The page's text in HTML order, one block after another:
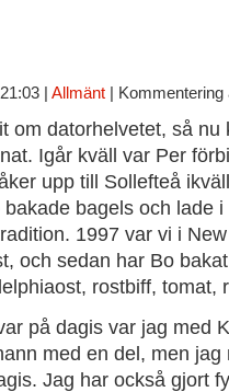
| Allmänt| Kommentering
om datorhelvetet, så nu
Igår kväll var Per
upp till Sollefteå
bagels och lade
1997 var vi i
och sedan har Bo
rostbiff, tomat,
på dagis var jag med
med en del, men
Jag har också gjort